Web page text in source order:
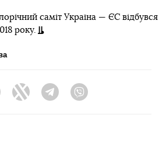
саміт Україна — ЄС відбувся
року.
FacebookTwitter Telegram